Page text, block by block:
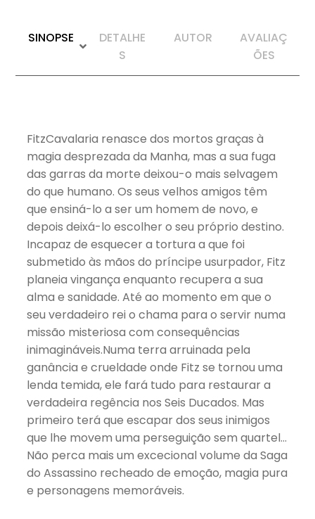
SINOPSE
DETALHE
S
AUTOR
AVALIAÇ
ÕES
FitzCavalaria renasce dos mortos graças à
magia desprezada da Manha, mas a sua fuga
das garras da morte deixou-o mais selvagem
do que humano. Os seus velhos amigos têm
que ensiná-lo a ser um homem de novo, e
depois deixá-lo escolher o seu próprio destino.
Incapaz de esquecer a tortura a que foi
submetido às mãos do príncipe usurpador, Fitz
planeia vingança enquanto recupera a sua
alma e sanidade. Até ao momento em que o
seu verdadeiro rei o chama para o servir numa
missão misteriosa com consequências
inimagináveis.Numa terra arruinada pela
ganância e crueldade onde Fitz se tornou uma
lenda temida, ele fará tudo para restaurar a
verdadeira regência nos Seis Ducados. Mas
primeiro terá que escapar dos seus inimigos
que lhe movem uma perseguição sem quartel…
Não perca mais um excecional volume da Saga
do Assassino recheado de emoção, magia pura
e personagens memoráveis.